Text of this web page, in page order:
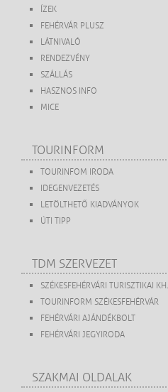
ÍZEK
FEHÉRVÁR PLUSZ
LÁTNIVALÓ
RENDEZVÉNY
SZÁLLÁS
HASZNOS INFO
MICE
TOURINFORM
TOURINFOM IRODA
IDEGENVEZETÉS
LETÖLTHETŐ KIADVÁNYOK
ÚTI TIPP
TDM SZERVEZET
SZÉKESFEHÉRVÁRI TURISZTIKAI
TOURINFORM SZÉKESFEHÉRVÁR
FEHÉRVÁRI AJÁNDÉKBOLT
FEHÉRVÁRI JEGYIRODA
SZAKMAI OLDALAK